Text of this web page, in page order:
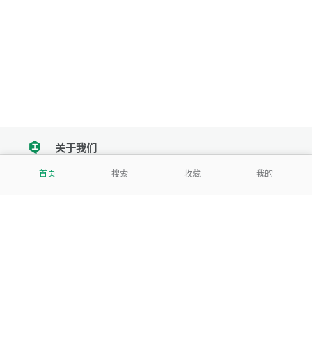
首页 搜索 收藏 我的
tencent关于我们
我们努力把每一个工具做成批量处理的产品